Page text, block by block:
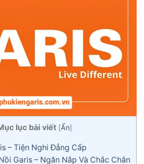
lục bài viết [Ẩn]
– Tiện Nghi Đẳng Cấp
Garis – Ngăn Nắp Và Chắc Chắn